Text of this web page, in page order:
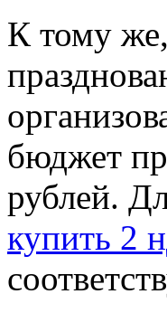
К тому
бюджет
рублей.
купить 2